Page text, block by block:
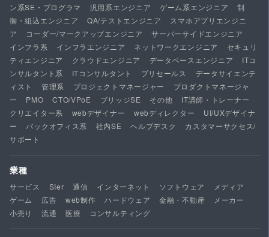
ン系SE・プログラマ
汎用系エンジニア ゲーム系エンジニア
制
御・組込エンジニア
QA/テストエンジニア
スマホアプリエンジニ
ア
コーダー/マークアップエンジニア
サーバーサイドエンジニア
インフラ系
インフラエンジニア ネットワークエンジニア
セキュリ
ティエンジニア
クラウドエンジニア データベースエンジニア
ITコ
ンサルタント系
ITコンサルタント プリセールス
データサイエンテ
ィスト
管理系 プロジェクトマネージャー
プロダクトマネージャ
ー
PMO CTO/VPoE ブリッジSE その他
IT講師・トレーナー
クリエイター系
webデザイナー webディレクター
UI/UXデザイナ
ー
バックオフィス系 社内SE ヘルプデスク
カスタマーサクセス/
サポート
業種
サービス SIer 通信 インターネット ソフトウェア
メディア
ゲーム
広告 web制作 ハードウェア 金融・不動産
メーカー
小売り
流通 医療 コンサルティング